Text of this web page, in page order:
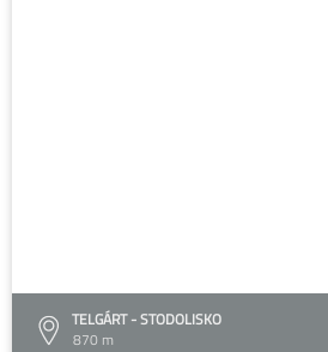
TELGÁRT - STODOLISKO
870 m